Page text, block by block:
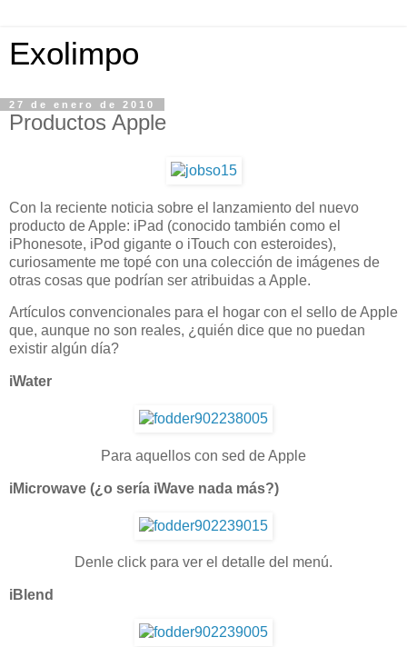
Exolimpo
27 de enero de 2010
Productos Apple
Con la reciente noticia sobre el lanzamiento del nuevo
producto de Apple: iPad (conocido también como el
iPhonesote, iPod gigante o iTouch con esteroides),
curiosamente me topé con una colección de imágenes de
otras cosas que podrían ser atribuidas a Apple.
Artículos convencionales para el hogar con el sello de Apple
que, aunque no son reales, ¿quién dice que no puedan
existir algún día?
iWater
Para aquellos con sed de Apple
iMicrowave (¿o sería iWave nada más?)
Denle click para ver el detalle del menú.
iBlend